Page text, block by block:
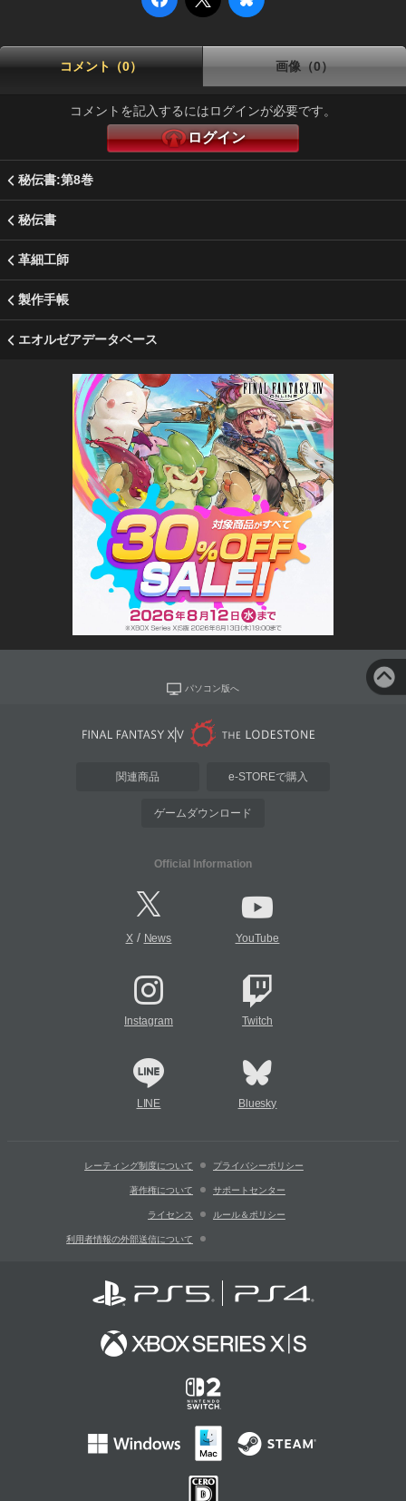
コメント（0） 画像（0）
コメントを記入するにはログインが必要です。
ログイン
秘伝書:第8巻
秘伝書
革細工師
製作手帳
エオルゼアデータベース
パソコン版へ
関連商品 e-STOREで購入
ゲームダウンロード
Official Information
X/ News YouTube
Instagram Twitch
LINE Bluesky
レーティング制度について プライバシーポリシー
著作権について サポートセンター
ライセンス ルール＆ポリシー
利用者情報の外部送信について